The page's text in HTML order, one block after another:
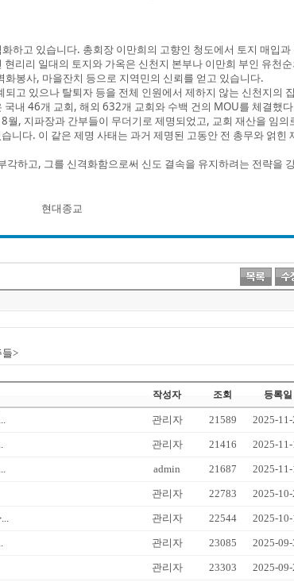
하고 있습니다. 총회장 이만희의 고향인 청도에서 토지 매입
리리 일대의 토지와 가옥은 신천지 본부나 이만희 부인 유천
봉사, 마을잔치 등으로 지역민의 신뢰를 얻고 있습니다.
고 있으나 탈퇴자 등을 전체 인원에서 제하지 않는 신천지의
내 46개 교회, 해외 632개 교회와 수백 건의 MOU를 체결했
, 지파장과 간부들이 무더기로 제명되었고, 교회 재산을 임의
니다. 이 같은 제명 사태는 과거 제명된 고동안 전 총무와 얽힌
각하고, 그를 신격화함으로써 신도 결속을 유지하려는 전략을
현대종교
들>
작성자 조회 등록일
관리자 21589 2025-11-
관리자 21416 2025-
admin 21687 2025-
관리자 22783 2025-10-
관리자 22544 2025-10-
관리자 23085 2025-09-
관리자 23303 2025-09-